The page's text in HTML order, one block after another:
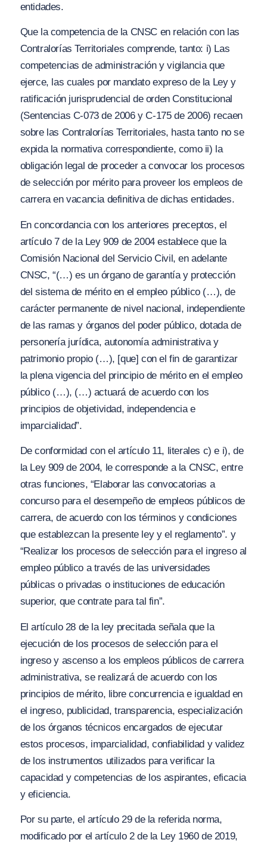
entidades.
Que la competencia de la CNSC en relación con las
Contralorías Territoriales comprende, tanto: i) Las
competencias de administración y vigilancia que
ejerce, las cuales por mandato expreso de la Ley y
ratificación jurisprudencial de orden Constitucional
(Sentencias C-073 de 2006 y C-175 de 2006) recaen
sobre las Contralorías Territoriales, hasta tanto no se
expida la normativa correspondiente, como ii) la
obligación legal de proceder a convocar los procesos
de selección por mérito para proveer los empleos de
carrera en vacancia definitiva de dichas entidades.
En concordancia con los anteriores preceptos, el
artículo 7 de la Ley 909 de 2004 establece que la
Comisión Nacional del Servicio Civil, en adelante
CNSC, “(…)es un órgano de garantía y protección
del sistema de mérito en el empleo público (…), de
carácter permanente de nivel nacional, independiente
de las ramas y órganos del poder público, dotada de
personería jurídica, autonomía administrativa y
patrimonio propio (…), [que]con el fin de garantizar
la plena vigencia del principio de mérito en el empleo
público (…), (…) actuará de acuerdo con los
principios de objetividad, independencia e
imparcialidad”.
De conformidad con el artículo 11, literales c) e i), de
la Ley 909 de 2004, le corresponde a la CNSC, entre
otras funciones, “Elaborar las convocatorias a
concurso para el desempeño de empleos públicos de
carrera, de acuerdo con los términos y condiciones
que establezcan la presente ley y el reglamento”. y
“Realizar los procesos de selección para el ingreso al
empleo público a través de las universidades
públicas o privadas o instituciones de educación
superior, que contrate para tal fin”.
El artículo 28 de la ley precitada señala que la
ejecución de los procesos de selección para el
ingreso y ascenso a los empleos públicos de carrera
administrativa, se realizará de acuerdo con los
principios de mérito, libre concurrencia e igualdad en
el ingreso, publicidad, transparencia, especialización
de los órganos técnicos encargados de ejecutar
estos procesos, imparcialidad, confiabilidad y validez
de los instrumentos utilizados para verificar la
capacidad y competencias de los aspirantes, eficacia
y eficiencia.
Por su parte, el artículo 29 de la referida norma,
modificado por el artículo 2 de la Ley 1960 de 2019,